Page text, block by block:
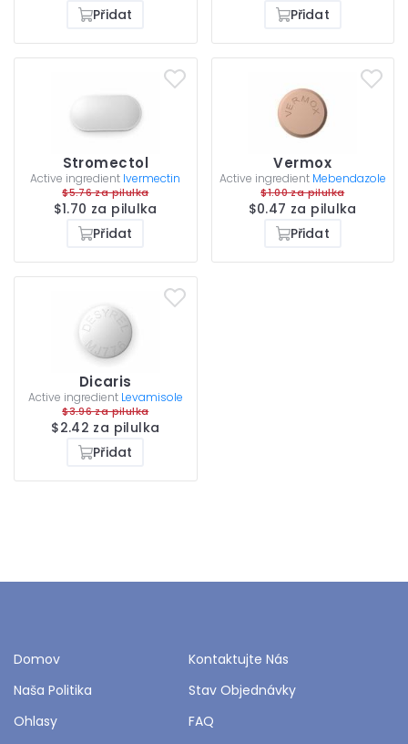
Přidat
Přidat
Stromectol
Active ingredient Ivermectin
$5.76 za pilulka
$1.70 za pilulka
Přidat
Vermox
Active ingredient Mebendazole
$1.00 za pilulka
$0.47 za pilulka
Přidat
Dicaris
Active ingredient Levamisole
$3.96 za pilulka
$2.42 za pilulka
Přidat
Domov
Kontaktujte Nás
Naša Politika
Stav Objednávky
Ohlasy
FAQ